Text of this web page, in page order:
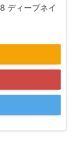
ディープネイ